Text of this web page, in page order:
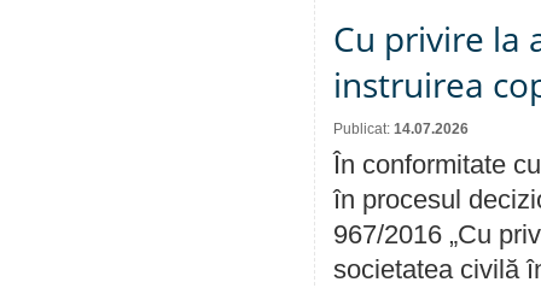
Cu privire la
instruirea
Publicat: 14.07.2026
În conformitate
în procesul
967/2016 „Cu
societatea civilă